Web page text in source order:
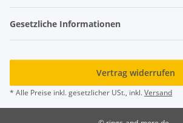
Gesetzliche Informationen
Vertrag widerrufen
* Alle Preise inkl. gesetzlicher USt., inkl.Versand